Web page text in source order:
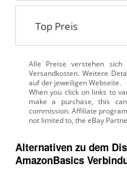
Top Preis
Alle Preise verstehen
Versandkosten. Weitere
auf der jeweiligen Webseite.
Alternativen zu dem
AmazonBasics